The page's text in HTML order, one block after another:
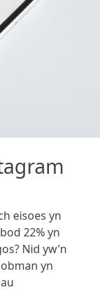
eisoes yn
22% yn
Nid yw’n
yn